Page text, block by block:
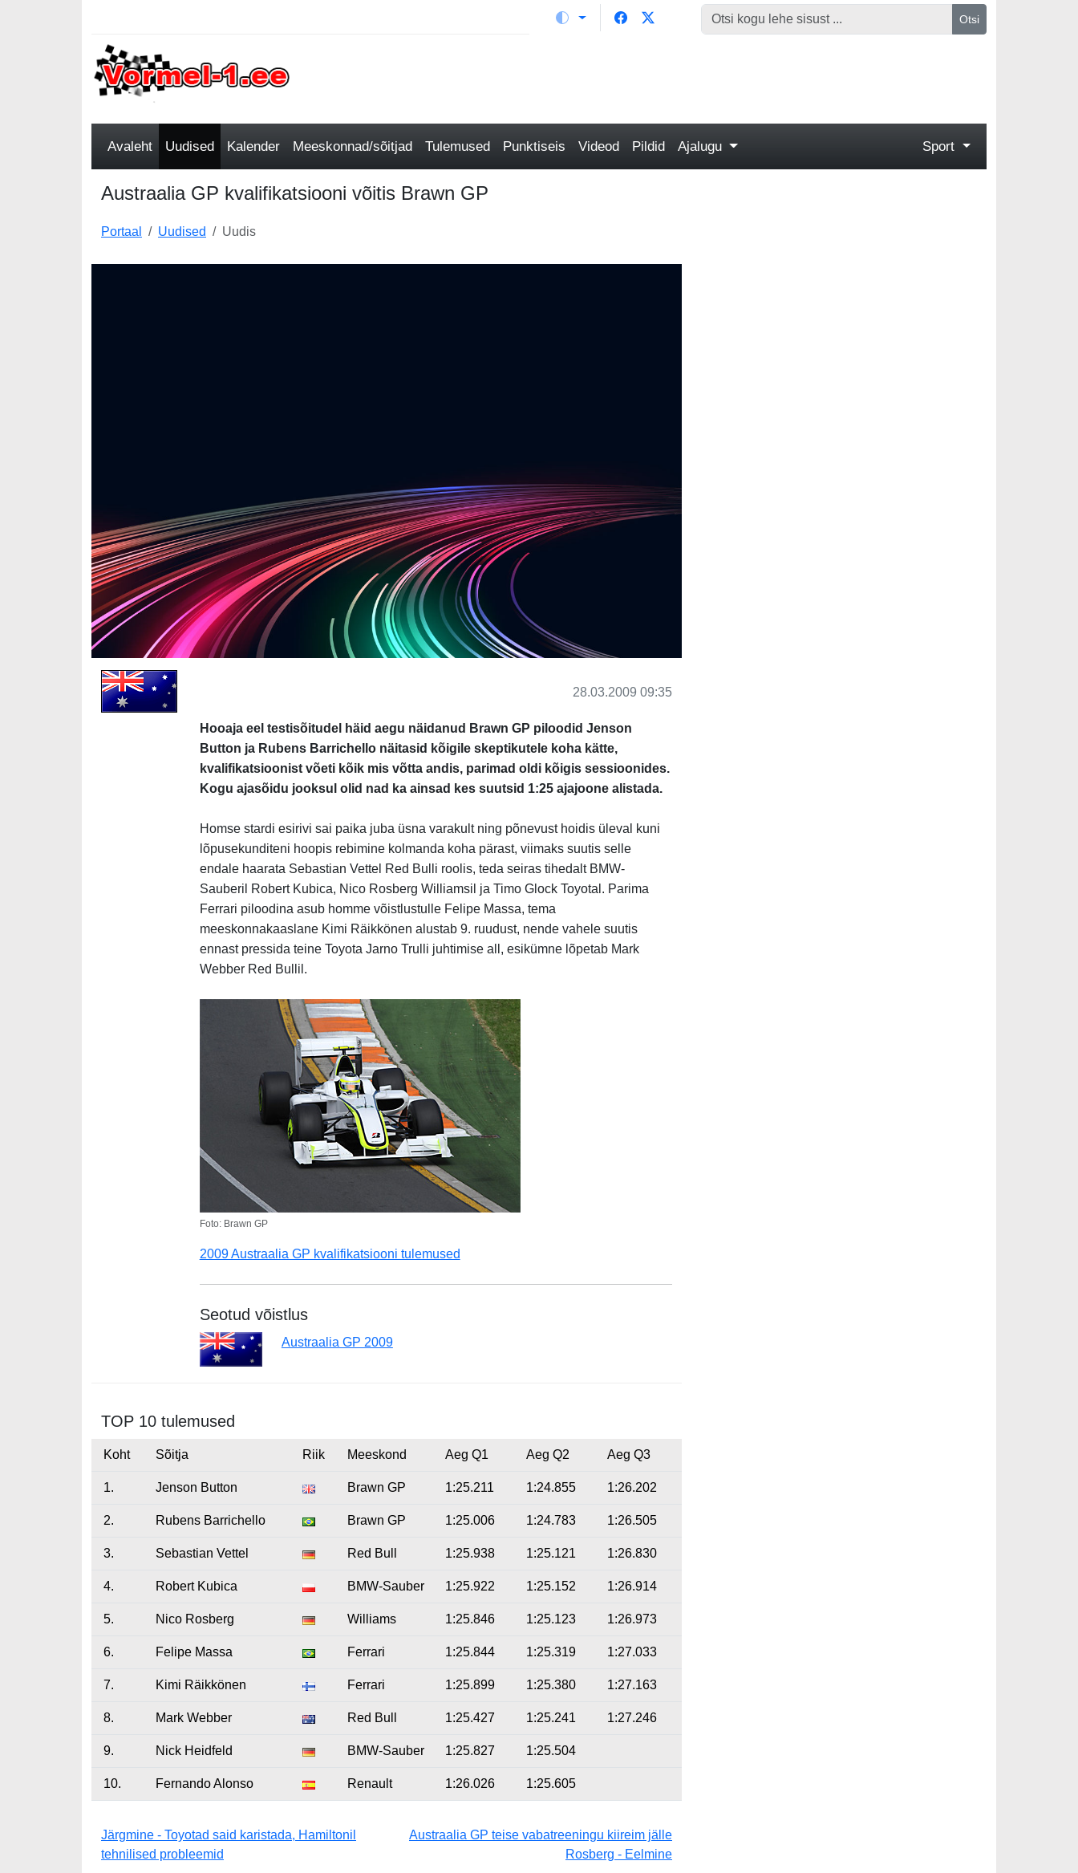
Otsi
Avaleht Uudised Kalender Meeskonnad/sõitjad Tulemused Punktiseis Videod Pildid Ajalugu Sport
Austraalia GP kvalifikatsiooni võitis Brawn GP
Portaal Uudised Uudis
28.03.2009 09:35
Hooaja eel testisõitudel häid aegu näidanud Brawn GP piloodid Jenson
Button ja Rubens Barrichello näitasid kõigile skeptikutele koha kätte,
kvalifikatsioonist võeti kõik mis võtta andis, parimad oldi kõigis sessioonides.
Kogu ajasõidu jooksul olid nad ka ainsad kes suutsid 1:25 ajajoone alistada.
Homse stardi esirivi sai paika juba üsna varakult ning põnevust hoidis üleval kuni
lõpusekunditeni hoopis rebimine kolmanda koha pärast, viimaks suutis selle
endale haarata Sebastian Vettel Red Bulli roolis, teda seiras tihedalt BMW-
Sauberil Robert Kubica, Nico Rosberg Williamsil ja Timo Glock Toyotal. Parima
Ferrari piloodina asub homme võistlustulle Felipe Massa, tema
meeskonnakaaslane Kimi Räikkönen alustab 9. ruudust, nende vahele suutis
ennast pressida teine Toyota Jarno Trulli juhtimise all, esikümne lõpetab Mark
Webber Red Bullil.
Foto: Brawn GP
2009 Austraalia GP kvalifikatsiooni tulemused
Seotud võistlus
Austraalia GP 2009
TOP 10 tulemused
Koht Sõitja Riik Meeskond Aeg Q1 Aeg Q2 Aeg Q3
1. Jenson Button Brawn GP 1:25.211 1:24.855 1:26.202
2. Rubens Barrichello Brawn GP 1:25.006 1:24.783 1:26.505
3. Sebastian Vettel Red Bull 1:25.938 1:25.121 1:26.830
4. Robert Kubica BMW-Sauber 1:25.922 1:25.152 1:26.914
5. Nico Rosberg Williams 1:25.846 1:25.123 1:26.973
6. Felipe Massa Ferrari 1:25.844 1:25.319 1:27.033
7. Kimi Räikkönen Ferrari 1:25.899 1:25.380 1:27.163
8. Mark Webber Red Bull 1:25.427 1:25.241 1:27.246
9. Nick Heidfeld BMW-Sauber 1:25.827 1:25.504
10. Fernando Alonso Renault 1:26.026 1:25.605
Järgmine - Toyotad said karistada, Hamiltonil
tehnilised probleemid
Austraalia GP teise vabatreeningu kiireim jälle
Rosberg - Eelmine